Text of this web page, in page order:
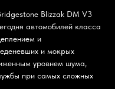
Blizzak DM V3
автомобилей класса
и
и мокрых
уровнем шума,
при самых сложных